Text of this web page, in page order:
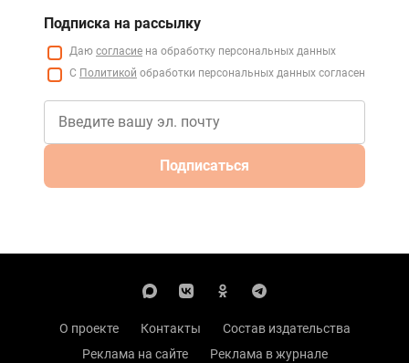
Подписка на рассылку
Даю согласие на обработку персональных данных
С Политикой обработки персональных данных согласен
Подписаться
О проекте Контакты
Состав издательства
Реклама на сайте
Реклама в журнале